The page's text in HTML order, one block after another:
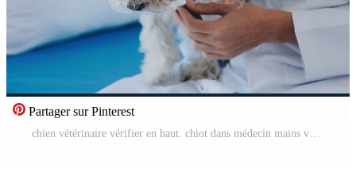
Partager sur Pinterest
chien vétérinaire vérifier en haut. chiot dans médecin mains vétérinaire clinique. vétérinaire médecin en portant noir chiot à vérifier santé, mammifère animal animaux domestiques. vétérinaire médecin avec stéthoscope. longue la toile bannière copie espace blanc Contexte. Vidéo Gratuite